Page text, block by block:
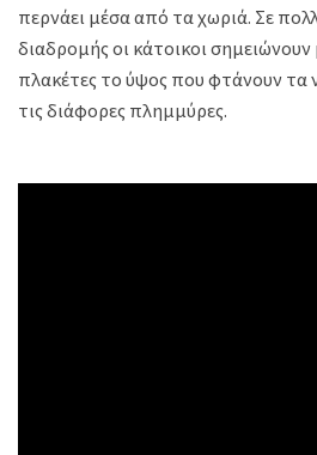
περνάει μέσα από τα χωριά. Σε
διαδρομής οι κάτοικοι
πλακέτες το ύψος που φτάνουν τα
τις διάφορες πλημμύρες.